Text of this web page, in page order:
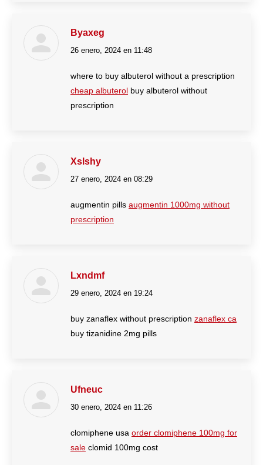
Byaxeg
dice:
26 enero, 2024 en 11:48
where to buy albuterol without a prescription
cheap albuterol buy albuterol without
prescription
Xslshy
dice:
27 enero, 2024 en 08:29
augmentin pills augmentin 1000mg without
prescription
Lxndmf
dice:
29 enero, 2024 en 19:24
buy zanaflex without prescription zanaflex ca
buy tizanidine 2mg pills
Ufneuc
dice:
30 enero, 2024 en 11:26
clomiphene usa order clomiphene 100mg for
sale clomid 100mg cost